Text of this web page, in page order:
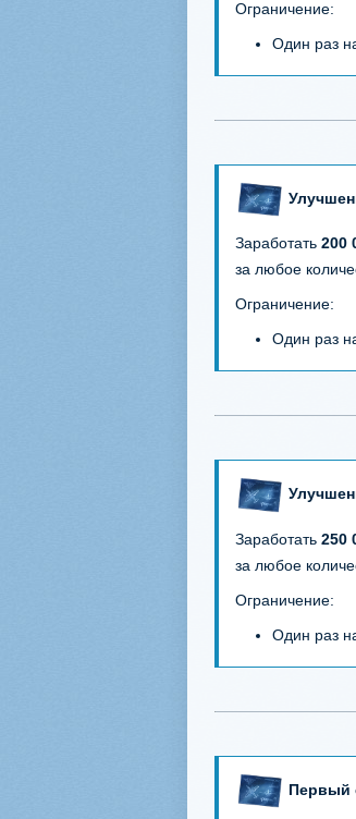
Ограничение:
Один раз
Заработать 200
за любое
Ограничение:
Один раз
Заработать 250
за любое
Ограничение:
Один раз
Первый